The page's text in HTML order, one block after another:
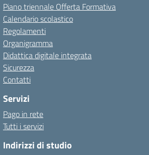
Piano triennale Offerta Formativa
Calendario scolastico
Regolamenti
Organigramma
Didattica digitale integrata
Sicurezza
Contatti
Servizi
Pago in rete
Tutti i servizi
Indirizzi di studio